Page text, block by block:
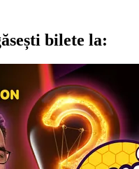
bilete la: